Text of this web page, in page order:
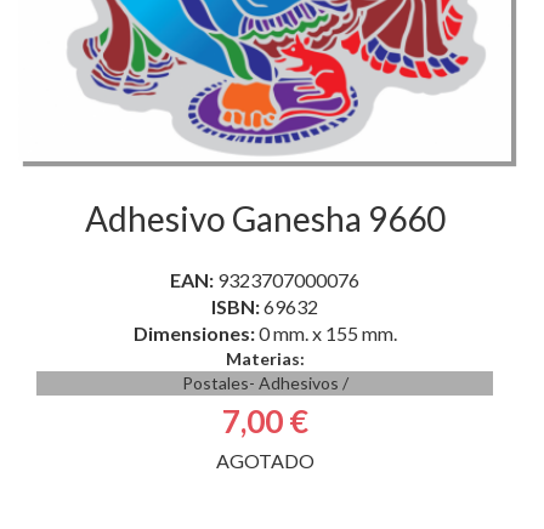
Adhesivo Ganesha 9660
EAN:9323707000076
Dimensiones:0 mm. x 155 mm.
Materias:
Postales- Adhesivos/
7,00 €
AGOTADO